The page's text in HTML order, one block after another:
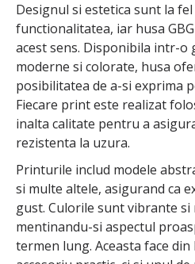
Designul si estetica sunt la
functionalitatea, iar husa
acest sens. Disponibila intr-o
moderne si colorate, husa
posibilitatea de a-si exprima
Fiecare print este realizat
inalta calitate pentru a
rezistenta la uzura.
Printurile includ modele
si multe altele, asigurand ca
gust. Culorile sunt vibrante
mentinandu-si aspectul
termen lung. Aceasta face